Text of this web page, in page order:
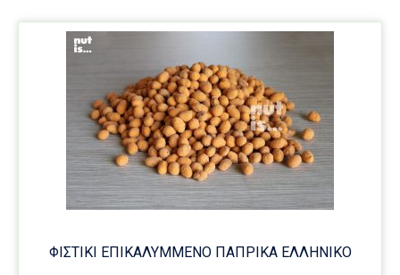
ΦΙΣΤΙΚΙ ΕΠΙΚΑΛΥΜΜΕΝΟ ΠΑΠΡΙΚΑ ΕΛΛΗΝΙΚΟ